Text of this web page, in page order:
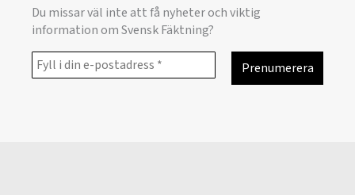
Du missar väl inte att få nyheter och viktig
information om Svensk Fäktning?